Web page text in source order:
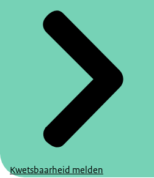
Kwetsbaarheid melden